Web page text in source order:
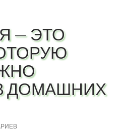
— ЭТО
ДОМАШНИХ